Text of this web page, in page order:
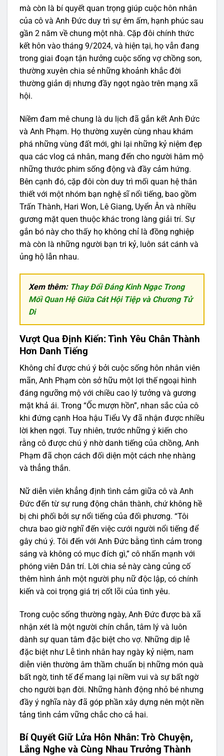
mà còn là bí quyết quan trọng giúp cuộc hôn nhân
của cô và Anh Đức duy trì sự êm ấm, hạnh phúc sau
gần 2 năm về chung một nhà. Cặp đôi chính thức
kết hôn vào tháng 9/2024, và hiện tại, họ vẫn đang
trong giai đoạn tận hưởng cuộc sống vợ chồng son,
thường xuyên chia sẻ những khoảnh khắc đời
thường giản dị nhưng đầy ngọt ngào trên mạng xã
hội.
Niềm đam mê chung là du lịch đã gắn kết Anh Đức
và Anh Phạm. Họ thường xuyên cùng nhau khám
phá những vùng đất mới, ghi lại những kỷ niệm đẹp
qua các vlog cá nhân, mang đến cho người hâm mộ
những thước phim sống động và đầy cảm hứng.
Bên cạnh đó, cặp đôi còn duy trì mối quan hệ thân
thiết với một nhóm bạn nghệ sĩ nổi tiếng, bao gồm
Trấn Thành, Hari Won, Lê Giang, Uyển Ân và nhiều
gương mặt quen thuộc khác trong làng giải trí. Sự
gắn bó này cho thấy họ không chỉ là đồng nghiệp
mà còn là những người bạn tri kỷ, luôn sát cánh và
ủng hộ lẫn nhau.
Xem thêm: Thay Đổi Đáng Kinh Ngạc Trong
Mối Quan Hệ Giữa Cát Hội Tiệp và Chương Tử
Di
Vượt Qua Định Kiến: Tình Yêu Chân Thành
Hơn Danh Tiếng
Không chỉ được chú ý bởi cuộc sống hôn nhân viên
mãn, Anh Phạm còn sở hữu một lợi thế ngoại hình
đáng ngưỡng mộ với chiều cao lý tưởng và gương
mặt khả ái. Trong “Ốc mượn hồn”, nhan sắc của cô
khi đứng cạnh Hoa hậu Tiểu Vy đã nhận được nhiều
lời khen ngợi. Tuy nhiên, trước những ý kiến cho
rằng cô được chú ý nhờ danh tiếng của chồng, Anh
Phạm đã chọn cách đối diện một cách nhẹ nhàng
và thẳng thắn.
Nữ diễn viên khẳng định tình cảm giữa cô và Anh
Đức đến từ sự rung động chân thành, chứ không hề
bị chi phối bởi sự nổi tiếng của đối phương. “Tôi
chưa bao giờ nghĩ đến việc cưới người nổi tiếng để
gây chú ý. Tôi đến với Anh Đức bằng tình cảm trong
sáng và không có mục đích gì,” cô nhấn mạnh với
phóng viên Dân trí. Lời chia sẻ này càng củng cố
thêm hình ảnh một người phụ nữ độc lập, có chính
kiến và coi trọng giá trị cốt lõi của tình yêu.
Trong cuộc sống thường ngày, Anh Đức được bà xã
nhận xét là một người chín chắn, tâm lý và luôn
dành sự quan tâm đặc biệt cho vợ. Những dịp lễ
đặc biệt như Lễ tình nhân hay ngày kỷ niệm, nam
diễn viên thường âm thầm chuẩn bị những món quà
bất ngờ, tinh tế để mang lại niềm vui và sự bất ngờ
cho người bạn đời. Những hành động nhỏ bé nhưng
đầy ý nghĩa này đã góp phần xây dựng nên một nền
tảng tình cảm vững chắc cho cả hai.
Bí Quyết Giữ Lửa Hôn Nhân: Trò Chuyện,
Lắng Nghe và Cùng Nhau Trưởng Thành